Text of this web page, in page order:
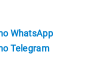
WhatsApp
Telegram